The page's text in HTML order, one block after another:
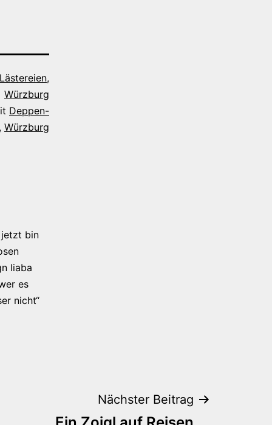
Lästereien,
Würzburg
Deppen-
, Würzburg
jetzt bin
liaba
es
nicht“
Nächster Beitrag